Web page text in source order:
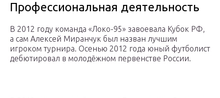
Профессиональная деятельность
В 2012 году команда «Локо-95» завоевала Кубок РФ,
а сам Алексей Миранчук был назван лучшим
игроком турнира. Осенью 2012 года юный футболист
дебютировал в молодёжном первенстве России.